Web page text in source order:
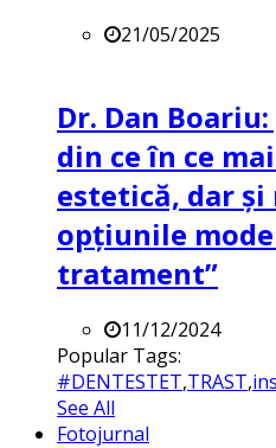
21/05/2025
Dr. Dan
din ce în ce
estetică, dar
opțiunile
tratament”
11/12/2024
Popular Tags:
#DENTESTET,TRAST,
See All
Fotojurnal